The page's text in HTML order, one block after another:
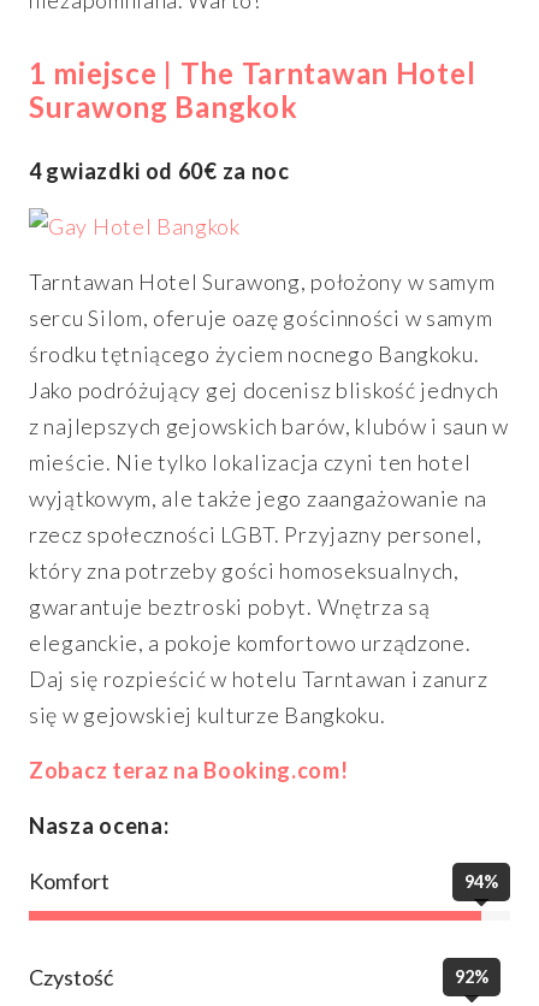
1 miejsce | The Tarntawan Hotel
Surawong Bangkok
4 gwiazdki od 60€ za noc
Tarntawan Hotel Surawong, położony w samym
sercu Silom, oferuje oazę gościnności w samym
środku tętniącego życiem nocnego Bangkoku.
Jako podróżujący gej docenisz bliskość jednych
z najlepszych gejowskich barów, klubów i saun w
mieście. Nie tylko lokalizacja czyni ten hotel
wyjątkowym, ale także jego zaangażowanie na
rzecz społeczności LGBT. Przyjazny personel,
który zna potrzeby gości homoseksualnych,
gwarantuje beztroski pobyt. Wnętrza są
eleganckie, a pokoje komfortowo urządzone.
Daj się rozpieścić w hotelu Tarntawan i zanurz
się w gejowskiej kulturze Bangkoku.
Zobacz teraz na Booking.com!
Nasza ocena:
Komfort 94%
Czystość 92%